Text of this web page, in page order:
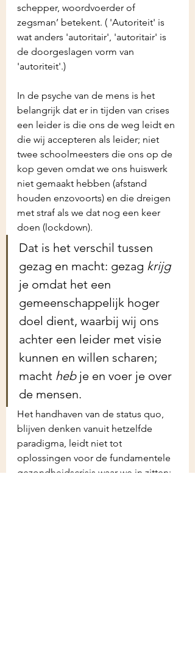
schepper, woordvoerder of
zegsman’ betekent. ( 'Autoriteit' is
wat anders 'autoritair', 'autoritair' is
de doorgeslagen vorm van
'autoriteit'.)
In de psyche van de mens is het
belangrijk dat er in tijden van crises
een leider is die ons de weg leidt en
die wij accepteren als leider; niet
twee schoolmeesters die ons op de
kop geven omdat we ons huiswerk
niet gemaakt hebben (afstand
houden enzovoorts) en die dreigen
met straf als we dat nog een keer
doen (lockdown).
Dat is het verschil tussen
gezag en macht: gezag krijg
je omdat het een
gemeenschappelijk hoger
doel dient, waarbij wij ons
achter een leider met visie
kunnen en willen scharen;
macht heb je en voer je over
de mensen.
Het handhaven van de status quo,
blijven denken vanuit hetzelfde
paradigma, leidt niet tot
oplossingen voor de fundamentele
gezondheidscrisis waar we in zitten;